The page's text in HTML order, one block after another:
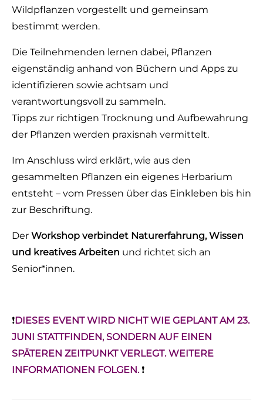
Wildpflanzen vorgestellt und gemeinsam
bestimmt werden.
Die Teilnehmenden lernen dabei, Pflanzen
eigenständig anhand von Büchern und Apps zu
identifizieren sowie achtsam und
verantwortungsvoll zu sammeln.
Tipps zur richtigen Trocknung und Aufbewahrung
der Pflanzen werden praxisnah vermittelt.
Im Anschluss wird erklärt, wie aus den
gesammelten Pflanzen ein eigenes Herbarium
entsteht – vom Pressen über das Einkleben bis hin
zur Beschriftung.
Der Workshop verbindet Naturerfahrung, Wissen
und kreatives Arbeiten und richtet sich an
Senior*innen.
❗️DIESES EVENT WIRD NICHT WIE GEPLANT AM 23.
JUNI STATTFINDEN, SONDERN AUF EINEN
SPÄTEREN ZEITPUNKT VERLEGT. WEITERE
INFORMATIONEN FOLGEN.❗️